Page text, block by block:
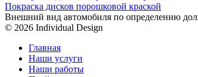
Покраска дисков порошковой краской
Внешний вид автомобиля по определению
© 2026 Individual Design
Главная
Наши услуги
Наши работы